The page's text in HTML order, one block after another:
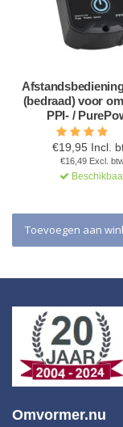
(bedraad) voor
PPI- /
€19,95 Incl.
€16,49 Excl.
Toevoegen aan
Omvormer.nu